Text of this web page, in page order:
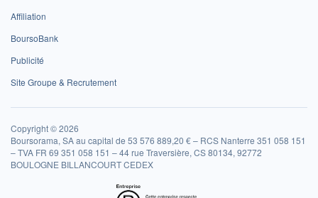
Affiliation
BoursoBank
Publicité
Site Groupe & Recrutement
Copyright © 2026
Boursorama, SA au capital de 53 576 889,20 € – RCS Nanterre 351 058 151
– TVA FR 69 351 058 151 – 44 rue Traversière, CS 80134, 92772
BOULOGNE BILLANCOURT CEDEX